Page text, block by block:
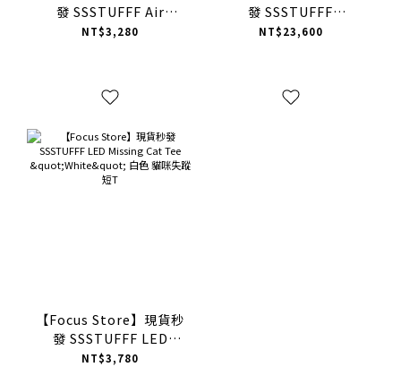
發 SSSTUFFF Air
Freshener Scented
NT$3,280
發 SSSTUFFF
Reversible Shirt
帶羽絨服
NT$23,600
【Focus Store】現貨秒
發 SSSTUFFF LED
Missing Cat Tee
NT$3,780